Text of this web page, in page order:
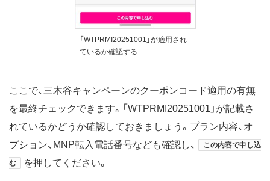
「WTPRMI20251001」が適用され
ているか確認する
ここで、三木谷キャンペーンのクーポンコード適用の有無
を最終チェックできます。「WTPRMI20251001」が記載さ
れているかどうか確認しておきましょう。プラン内容、オ
プション、MNP転入電話番号なども確認し、
この内容で申し込
む を押してください。